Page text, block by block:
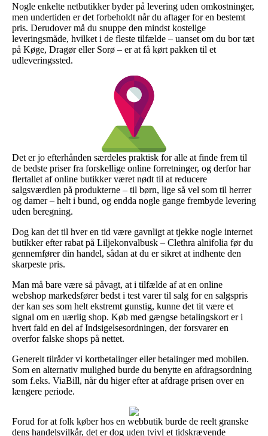
Nogle enkelte netbutikker byder på levering uden omkostninger,
men undertiden er det forbeholdt når du aftager for en bestemt
pris. Derudover må du snuppe den mindst kostelige
leveringsmåde, hvilket i de fleste tilfælde – uanset om du bor tæt
på Køge, Dragør eller Sorø – er at få kørt pakken til et
udleveringssted.
Det er jo efterhånden særdeles praktisk for alle at finde frem til
de bedste priser fra forskellige online forretninger, og derfor har
flertallet af online butikker været nødt til at reducere
salgsværdien på produkterne – til børn, lige så vel som til herrer
og damer – helt i bund, og endda nogle gange frembyde levering
uden beregning.
Dog kan det til hver en tid være gavnligt at tjekke nogle internet
butikker efter rabat på Liljekonvalbusk – Clethra alnifolia før du
gennemfører din handel, sådan at du er sikret at indhente den
skarpeste pris.
Man må bare være så påvagt, at i tilfælde af at en online
webshop markedsfører bedst i test varer til salg for en salgspris
der kan ses som helt ekstremt gunstig, kunne det tit være et
signal om en uærlig shop. Køb med gængse betalingskort er i
hvert fald en del af Indsigelsesordningen, der forsvarer en
overfor falske shops på nettet.
Generelt tilråder vi kortbetalinger eller betalinger med mobilen.
Som en alternativ mulighed burde du benytte en afdragsordning
som f.eks. ViaBill, når du higer efter at afdrage prisen over en
længere periode.
Forud for at folk køber hos en webbutik burde de reelt granske
dens handelsvilkår, det er dog uden tvivl et tidskrævende